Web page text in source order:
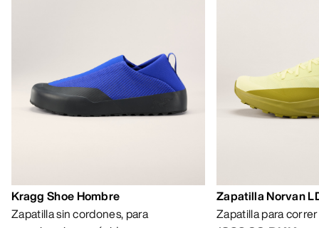
Kragg Shoe Hombre
Zapatilla sin cordones, para
Zapatilla Norvan
Zapatilla para